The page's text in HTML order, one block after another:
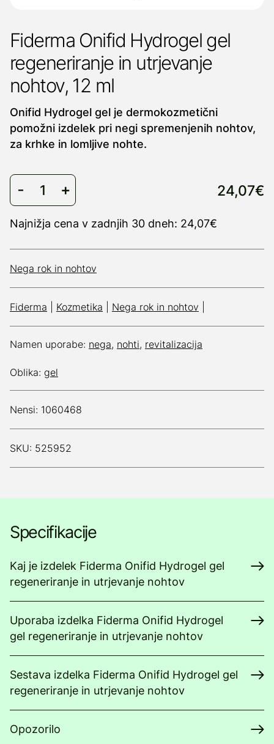
Fiderma Onifid Hydrogel gel
regeneriranje in utrjevanje
nohtov, 12 ml
Onifid Hydrogel gel je dermokozmetični
pomožni izdelek pri negi spremenjenih nohtov,
za krhke in lomljive nohte.
24,07€
Najnižja cena v zadnjih 30 dneh: 24,07€
Nega rok in nohtov
Fiderma Kozmetika Nega rok in nohtov
Namen uporabe: nega, nohti, revitalizacija
Oblika: gel
Nensi: 1060468
SKU: 525952
Specifikacije
Kaj je izdelek Fiderma Onifid Hydrogel gel
regeneriranje in utrjevanje nohtov
Uporaba izdelka Fiderma Onifid Hydrogel
gel regeneriranje in utrjevanje nohtov
Sestava izdelka Fiderma Onifid Hydrogel gel
regeneriranje in utrjevanje nohtov
Opozorilo